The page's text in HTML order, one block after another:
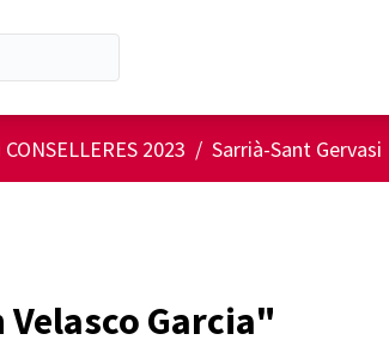
2023 / Sarrià-Sant Gervasi
Garcia"